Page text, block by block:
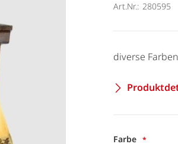
Art.Nr.: 280595
diverse
Farbe